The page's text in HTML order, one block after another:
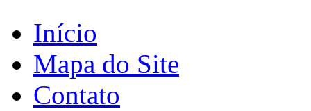
Início
Mapa do Site
Contato